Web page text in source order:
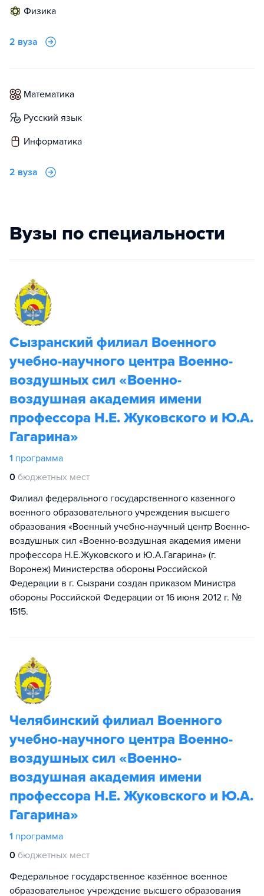
физика
2 вуза
математика
русский язык
информатика
2 вуза
Вузы по специальности
Сызранский филиал Военного
учебно-научного центра Военно-
воздушных сил «Военно-
воздушная академия имени
профессора Н.Е. Жуковского и Ю.А.
Гагарина»
1 программа
0 бюджетных мест
Филиал федерального государственного казенного
военного образовательного учреждения высшего
образования «Военный учебно-научный центр Военно-
воздушных сил «Военно-воздушная академия имени
профессора Н.Е.Жуковского и Ю.А.Гагарина» (г.
Воронеж) Министерства обороны Российской
Федерации в г. Сызрани создан приказом Министра
обороны Российской Федерации от 16 июня 2012 г. №
1515.
Челябинский филиал Военного
учебно-научного центра Военно-
воздушных сил «Военно-
воздушная академия имени
профессора Н.Е. Жуковского и Ю.А.
Гагарина»
1 программа
0 бюджетных мест
Федеральное государственное казённое военное
образовательное учреждение высшего образования